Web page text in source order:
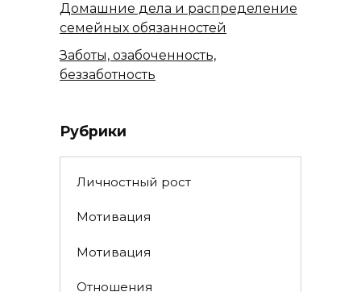
Домашние дела и распределение
семейных обязанностей
Заботы, озабоченность,
беззаботность
Рубрики
Личностный рост
Мотивация
Мотивация
Отношения